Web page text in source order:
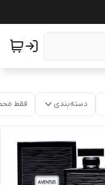
دسته‌بندی فقط